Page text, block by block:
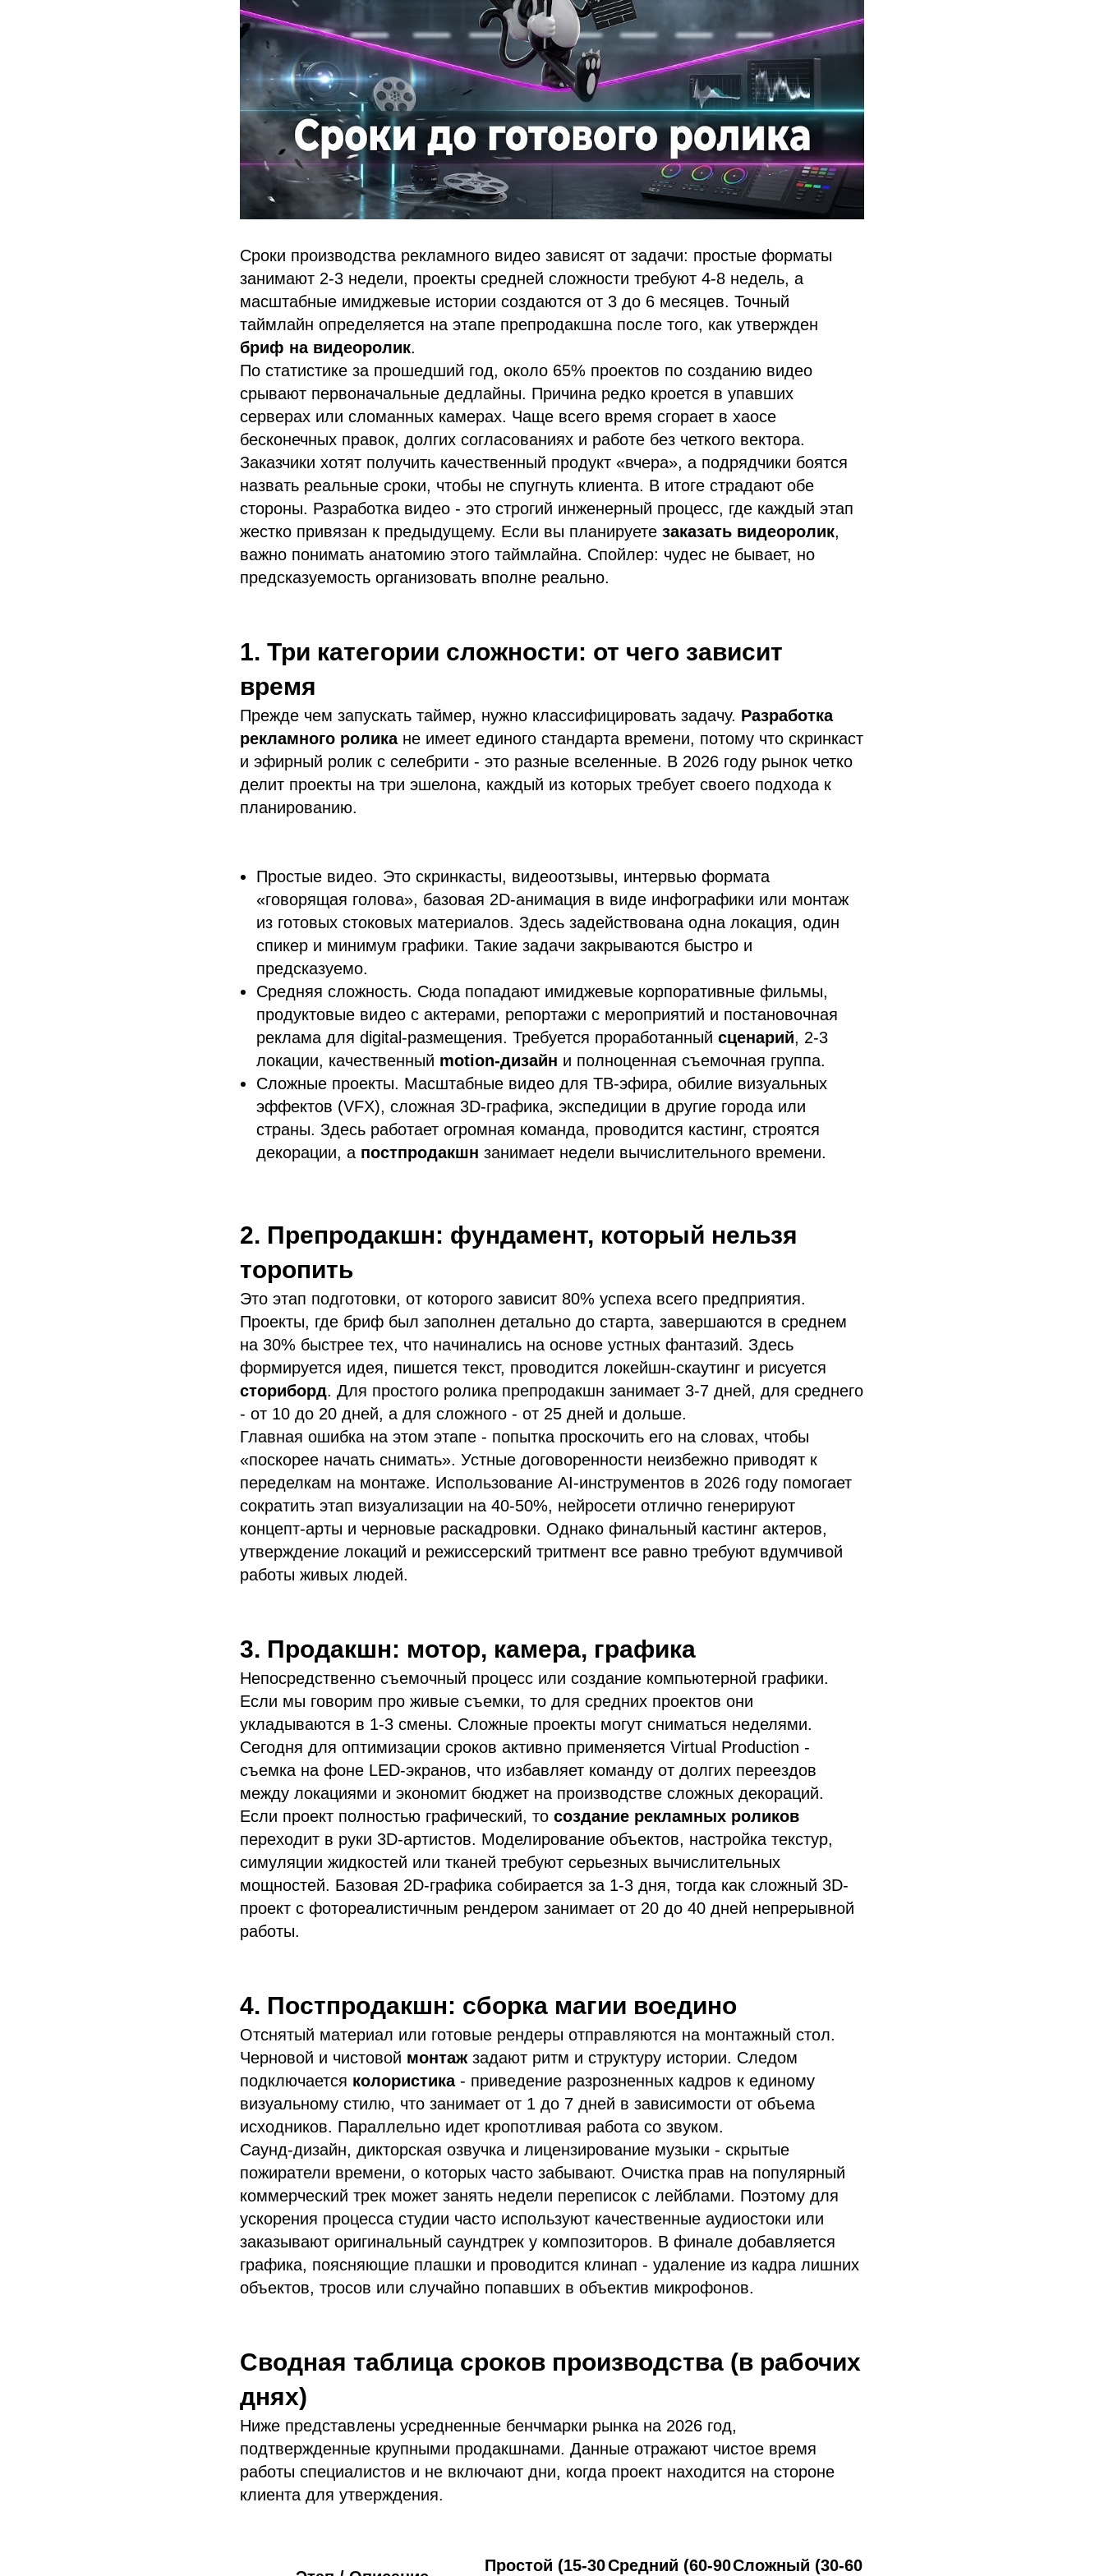
Сроки производства рекламного видео зависят от задачи: простые форматы
занимают 2-3 недели, проекты средней сложности требуют 4-8 недель, а
масштабные имиджевые истории создаются от 3 до 6 месяцев. Точный
таймлайн определяется на этапе препродакшна после того, как утвержден
бриф на видеоролик.
По статистике за прошедший год, около 65% проектов по созданию видео
срывают первоначальные дедлайны. Причина редко кроется в упавших
серверах или сломанных камерах. Чаще всего время сгорает в хаосе
бесконечных правок, долгих согласованиях и работе без четкого вектора.
Заказчики хотят получить качественный продукт «вчера», а подрядчики боятся
назвать реальные сроки, чтобы не спугнуть клиента. В итоге страдают обе
стороны. Разработка видео - это строгий инженерный процесс, где каждый этап
жестко привязан к предыдущему. Если вы планируете заказать видеоролик,
важно понимать анатомию этого таймлайна. Спойлер: чудес не бывает, но
предсказуемость организовать вполне реально.
1. Три категории сложности: от чего зависит
время
Прежде чем запускать таймер, нужно классифицировать задачу. Разработка
рекламного роликане имеет единого стандарта времени, потому что скринкаст
и эфирный ролик с селебрити - это разные вселенные. В 2026 году рынок четко
делит проекты на три эшелона, каждый из которых требует своего подхода к
планированию.
Простые видео. Это скринкасты, видеоотзывы, интервью формата
«говорящая голова», базовая 2D-анимация в виде инфографики или монтаж
из готовых стоковых материалов. Здесь задействована одна локация, один
спикер и минимум графики. Такие задачи закрываются быстро и
предсказуемо.
Средняя сложность. Сюда попадают имиджевые корпоративные фильмы,
продуктовые видео с актерами, репортажи с мероприятий и постановочная
реклама для digital-размещения. Требуется проработанный сценарий, 2-3
локации, качественный motion-дизайн и полноценная съемочная группа.
Сложные проекты. Масштабные видео для ТВ-эфира, обилие визуальных
эффектов (VFX), сложная 3D-графика, экспедиции в другие города или
страны. Здесь работает огромная команда, проводится кастинг, строятся
декорации, а постпродакшн занимает недели вычислительного времени.
2. Препродакшн: фундамент, который нельзя
торопить
Это этап подготовки, от которого зависит 80% успеха всего предприятия.
Проекты, где бриф был заполнен детально до старта, завершаются в среднем
на 30% быстрее тех, что начинались на основе устных фантазий. Здесь
формируется идея, пишется текст, проводится локейшн-скаутинг и рисуется
сториборд. Для простого ролика препродакшн занимает 3-7 дней, для среднего
- от 10 до 20 дней, а для сложного - от 25 дней и дольше.
Главная ошибка на этом этапе - попытка проскочить его на словах, чтобы
«поскорее начать снимать». Устные договоренности неизбежно приводят к
переделкам на монтаже. Использование AI-инструментов в 2026 году помогает
сократить этап визуализации на 40-50%, нейросети отлично генерируют
концепт-арты и черновые раскадровки. Однако финальный кастинг актеров,
утверждение локаций и режиссерский тритмент все равно требуют вдумчивой
работы живых людей.
3. Продакшн: мотор, камера, графика
Непосредственно съемочный процесс или создание компьютерной графики.
Если мы говорим про живые съемки, то для средних проектов они
укладываются в 1-3 смены. Сложные проекты могут сниматься неделями.
Сегодня для оптимизации сроков активно применяется Virtual Production -
съемка на фоне LED-экранов, что избавляет команду от долгих переездов
между локациями и экономит бюджет на производстве сложных декораций.
Если проект полностью графический, то создание рекламных роликов
переходит в руки 3D-артистов. Моделирование объектов, настройка текстур,
симуляции жидкостей или тканей требуют серьезных вычислительных
мощностей. Базовая 2D-графика собирается за 1-3 дня, тогда как сложный 3D-
проект с фотореалистичным рендером занимает от 20 до 40 дней непрерывной
работы.
4. Постпродакшн: сборка магии воедино
Отснятый материал или готовые рендеры отправляются на монтажный стол.
Черновой и чистовой монтаж задают ритм и структуру истории. Следом
подключается колористика- приведение разрозненных кадров к единому
визуальному стилю, что занимает от 1 до 7 дней в зависимости от объема
исходников. Параллельно идет кропотливая работа со звуком.
Саунд-дизайн, дикторская озвучка и лицензирование музыки - скрытые
пожиратели времени, о которых часто забывают. Очистка прав на популярный
коммерческий трек может занять недели переписок с лейблами. Поэтому для
ускорения процесса студии часто используют качественные аудиостоки или
заказывают оригинальный саундтрек у композиторов. В финале добавляется
графика, поясняющие плашки и проводится клинап - удаление из кадра лишних
объектов, тросов или случайно попавших в объектив микрофонов.
Сводная таблица сроков производства (в рабочих
днях)
Ниже представлены усредненные бенчмарки рынка на 2026 год,
подтвержденные крупными продакшнами. Данные отражают чистое время
работы специалистов и не включают дни, когда проект находится на стороне
клиента для утверждения.
Простой (15-30Средний (60-90Сложный (30-60